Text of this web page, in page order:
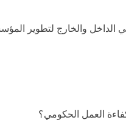
والخارج لتطوير
العمل الحكومي؟